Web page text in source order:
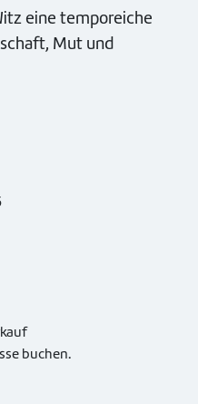
eine temporeiche
Mut und
buchen.